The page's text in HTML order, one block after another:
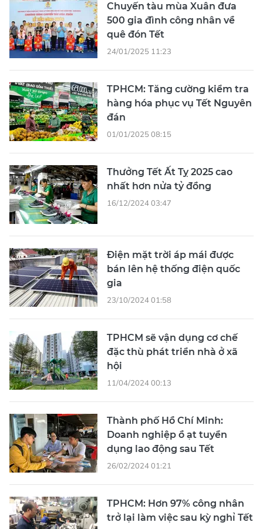
Chuyến tàu mùa Xuân đưa
500 gia đình công nhân về
quê đón Tết
24/01/2025 11:23
TPHCM: Tăng cường kiểm tra
hàng hóa phục vụ Tết Nguyên
đán
01/01/2025 08:15
Thưởng Tết Ất Tỵ 2025 cao
nhất hơn nửa tỷ đồng
16/12/2024 03:47
Điện mặt trời áp mái được
bán lên hệ thống điện quốc
gia
23/10/2024 01:58
TPHCM sẽ vận dụng cơ chế
đặc thù phát triển nhà ở xã
hội
11/04/2024 00:13
Thành phố Hồ Chí Minh:
Doanh nghiệp ồ ạt tuyển
dụng lao động sau Tết
26/02/2024 01:21
TPHCM: Hơn 97% công nhân
trở lại làm việc sau kỳ nghỉ Tết